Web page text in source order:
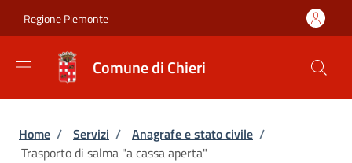
Regione Piemonte
Comune di Chieri
Briciole di pane
Home / Servizi / Anagrafe e stato civile /
Trasporto di salma "a cassa aperta"